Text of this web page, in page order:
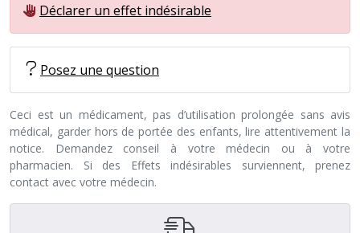
Déclarer un effet indésirable
Posez une question
Ceci est un médicament, pas d’utilisation prolongée sans avis
médical, garder hors de portée des enfants, lire attentivement la
notice. Demandez conseil à votre médecin ou à votre
pharmacien. Si des Effets indésirables surviennent, prenez
contact avec votre médecin.